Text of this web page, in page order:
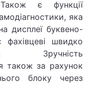
є функції
яка
дисплеї буквено-
швидко
Зручність
також за рахунок
блоку через